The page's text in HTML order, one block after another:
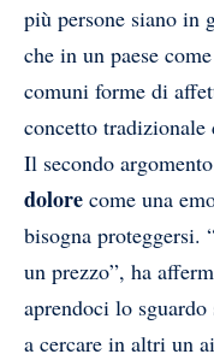
più persone siano in
che in un paese
comuni forme di
concetto tradizionale
Il secondo
dolore come una
bisogna proteggersi.
un prezzo”, ha
aprendoci lo
a cercare in altri un